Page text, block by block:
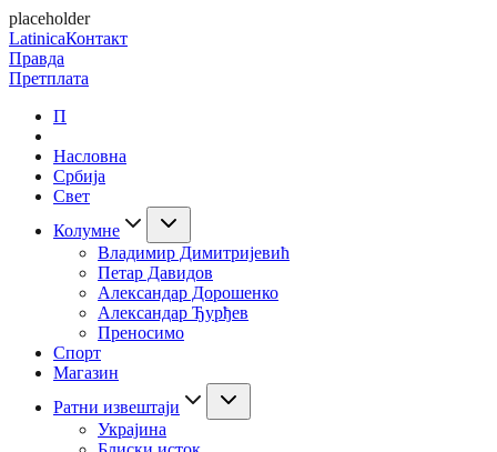
placeholder
LatinicaКонтакт
Правда
Претплата
П
Насловна
Србија
Свет
Колумне
Владимир Димитријевић
Петар Давидов
Александар Дорошенко
Александар Ђурђев
Преносимо
Спорт
Магазин
Ратни извештаји
Украјина